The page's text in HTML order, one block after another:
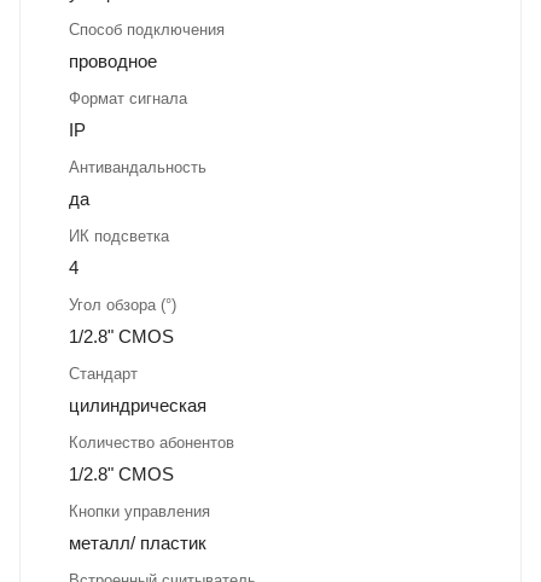
Способ подключения
проводное
Формат сигнала
IP
Антивандальность
да
ИК подсветка
4
Угол обзора (°)
1/2.8" CMOS
Стандарт
цилиндрическая
Количество абонентов
1/2.8" CMOS
Кнопки управления
металл/ пластик